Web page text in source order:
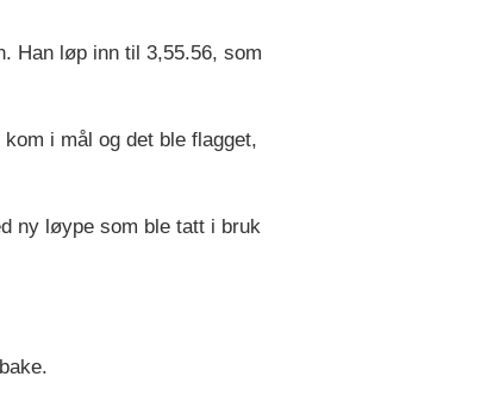
Han løp inn til 3,55.56, som
i mål og det ble flagget,
ny løype som ble tatt i bruk